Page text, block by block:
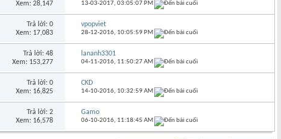
Xem: 28,147
13-03-2017,03:05:07 PM
Trả lời: 0
Xem: 17,083
vpopviet
28-12-2016, 10:05:59 PM
Trả lời: 48
Xem: 153,277
lananh3301
04-11-2016, 11:50:27 AM
Trả lời: 0
Xem: 16,825
CKD
14-10-2016, 10:32:59 AM
Trả lời: 2
Xem: 16,578
Gamo
06-10-2016, 11:18:45 AM